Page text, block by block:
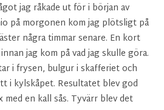
jag råkade ut för i början av
på morgonen kom jag plötsligt på
några timmar senare. En kort
jag kom på vad jag skulle göra.
i frysen, bulgur i skafferiet och
i kylskåpet. Resultatet blev god
en kall sås. Tyvärr blev det